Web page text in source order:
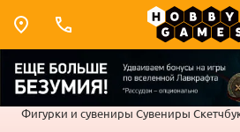
Фигурки и сувениры Сувениры